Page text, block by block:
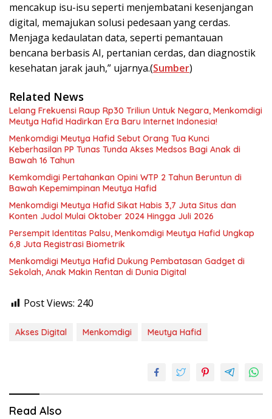
mencakup isu-isu seperti menjembatani kesenjangan
digital, memajukan solusi pedesaan yang cerdas.
Menjaga kedaulatan data, seperti pemantauan
bencana berbasis AI, pertanian cerdas, dan diagnostik
kesehatan jarak jauh,” ujarnya.(Sumber)
Related News
Lelang Frekuensi Raup Rp30 Triliun Untuk Negara, Menkomdigi
Meutya Hafid Hadirkan Era Baru Internet Indonesia!
Menkomdigi Meutya Hafid Sebut Orang Tua Kunci
Keberhasilan PP Tunas Tunda Akses Medsos Bagi Anak di
Bawah 16 Tahun
Kemkomdigi Pertahankan Opini WTP 2 Tahun Beruntun di
Bawah Kepemimpinan Meutya Hafid
Menkomdigi Meutya Hafid Sikat Habis 3,7 Juta Situs dan
Konten Judol Mulai Oktober 2024 Hingga Juli 2026
Persempit Identitas Palsu, Menkomdigi Meutya Hafid Ungkap
6,8 Juta Registrasi Biometrik
Menkomdigi Meutya Hafid Dukung Pembatasan Gadget di
Sekolah, Anak Makin Rentan di Dunia Digital
Post Views: 240
Akses Digital Menkomdigi Meutya Hafid
Read Also